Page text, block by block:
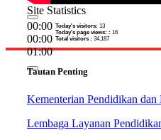
00:00
00:00
01:00
Site Statistics
Today's visitors: 13
Today's page views: : 16
Total visitors : 34,187
Tautan Penting
Kementerian Pendidikan dan
Lembaga Layanan